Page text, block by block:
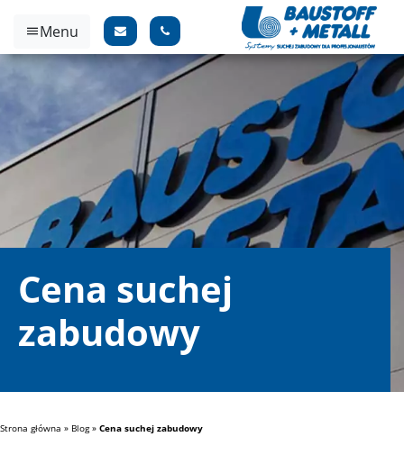
Menu
Cena suchej
zabudowy
Strona główna » Blog» Cena suchej zabudowy